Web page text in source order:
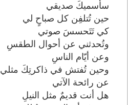
سأسميكَ صديقي
حين تُتلفِن كل صباحٍ لي
كي تَتَحسسَ صوتي
وتُحدثني عن أحوال الطقسِ
وعن أيّام الناسِ
وحين تُفتش في ذاكرتِكَ مثلي
عن رائحة الآتي
هل أنت قديمٌ مثل النيلِ